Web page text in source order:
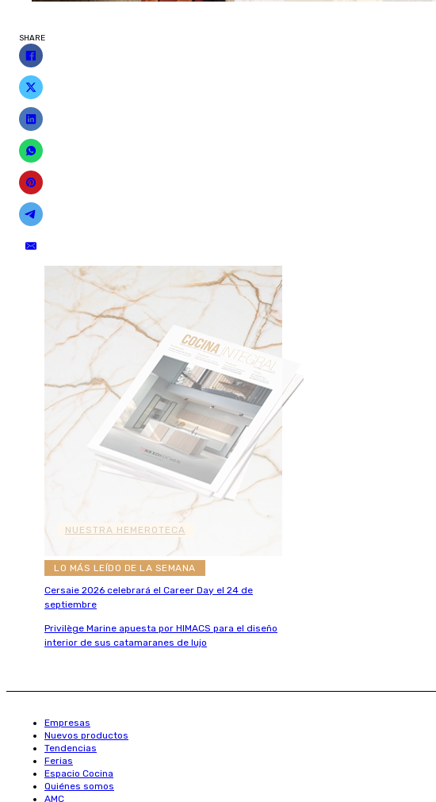
SHARE
NUESTRA HEMEROTECA
LO MÁS LEÍDO DE LA SEMANA
Cersaie 2026 celebrará el Career Day el 24 de
septiembre
Privilège Marine apuesta por HIMACS para el diseño
interior de sus catamaranes de lujo
Empresas
Nuevos productos
Tendencias
Ferias
Espacio Cocina
Quiénes somos
AMC